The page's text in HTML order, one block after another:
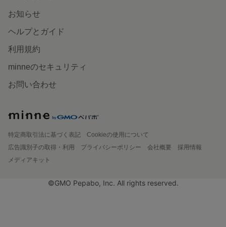
お知らせ
ヘルプとガイド
利用規約
minneのセキュリティ
お問い合わせ
特定商取引法に基づく表記
Cookieの使用について
広告識別子の取得・利用
プライバシーポリシー 会社概要
採用情報
メディアキット
©GMO Pepabo, Inc. All rights reserved.